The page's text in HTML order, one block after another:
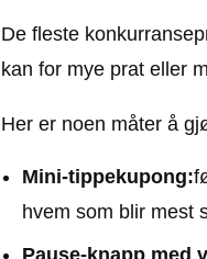
De fleste
kan for mye prat eller
Her er noen måter å
Mini-tippekupong:
hvem som blir mest
Pause-knapp med